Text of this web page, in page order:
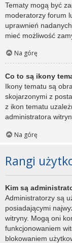
Tematy mogą być
moderatorzy forum
uprawnień
mieć możliwość
Na górę
Co to są ikony
Ikony tematu są
skojarzonymi z
z ikon tematu
administratora
Na górę
Rangi
Kim są
Administratorzy są
posiadającymi
witryny. Mogą oni
funkcjonowaniem
blokowaniem